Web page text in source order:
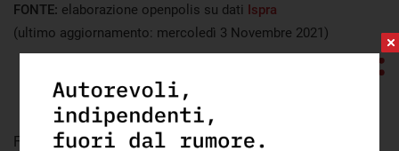
FONTE: elaborazione openpolis su dati Ispra
(ultimo aggiornamento: mercoledì 3 Novembre 2021)
Foto credit:vkingxl- licenza